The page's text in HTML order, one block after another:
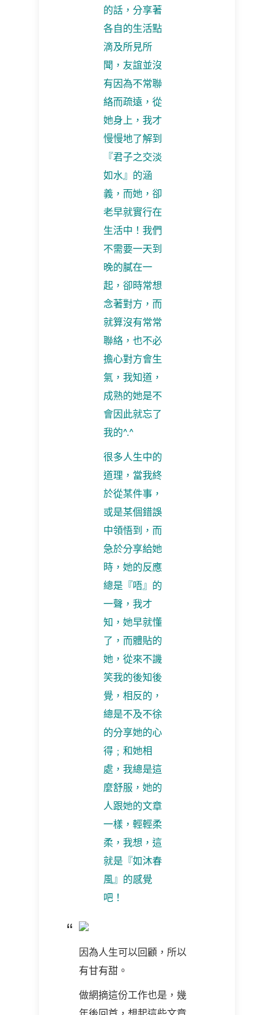
的話，分享著
各自的生活點
滴及所見所
聞，友誼並沒
有因為不常聯
絡而疏遠，從
她身上，我才
慢慢地了解到
『君子之交淡
如水』的涵
義，而她，卻
老早就實行在
生活中！我們
不需要一天到
晚的膩在一
起，卻時常想
念著對方，而
就算沒有常常
聯絡，也不必
擔心對方會生
氣，我知道，
成熟的她是不
會因此就忘了
我的^.^
很多人生中的
道理，當我終
於從某件事，
或是某個錯誤
中領悟到，而
急於分享給她
時，她的反應
總是『唔』的
一聲，我才
知，她早就懂
了，而體貼的
她，從來不譏
笑我的後知後
覺，相反的，
總是不及不徐
的分享她的心
得﹔和她相
處，我總是這
麼舒服，她的
人跟她的文章
一樣，輕輕柔
柔，我想，這
就是『如沐春
風』的感覺
吧！
因為人生可以回顧，所以
有甘有甜。
做網摘這份工作也是，幾